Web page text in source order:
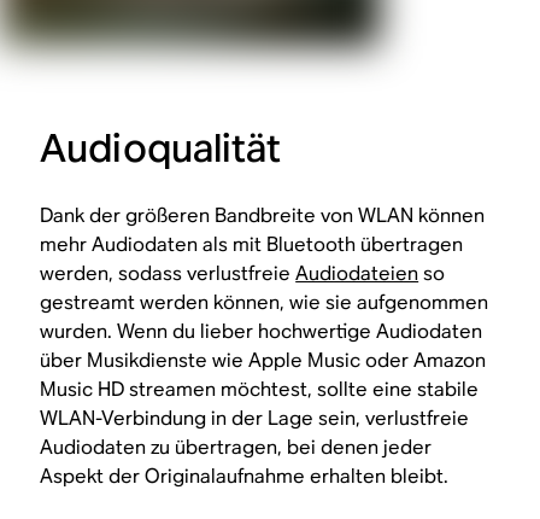
Audioqualität
Dank der größeren Bandbreite von WLAN können
mehr Audiodaten als mit Bluetooth übertragen
werden, sodass verlustfreieAudiodateienso
gestreamt werden können, wie sie aufgenommen
wurden. Wenn du lieber hochwertige Audiodaten
über Musikdienste wie Apple Music oder Amazon
Music HD streamen möchtest, sollte eine stabile
WLAN-Verbindung in der Lage sein, verlustfreie
Audiodaten zu übertragen, bei denen jeder
Aspekt der Originalaufnahme erhalten bleibt.